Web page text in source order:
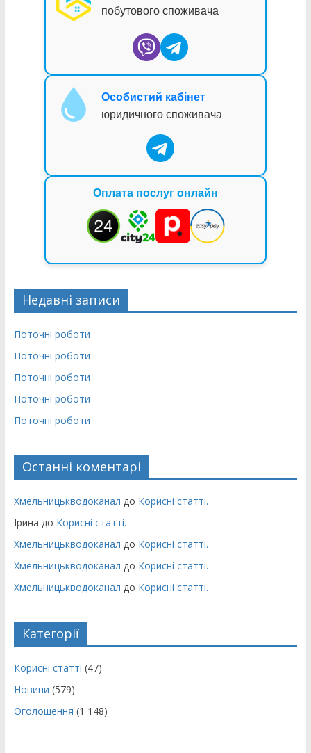
побутового споживача
Особистий кабінет
юридичного споживача
Оплата послуг онлайн
Недавні записи
Поточні роботи
Поточні роботи
Поточні роботи
Поточні роботи
Поточні роботи
Останні коментарі
Хмельницькводоканал до Корисні статті.
Ірина до Корисні статті.
Хмельницькводоканал до Корисні статті.
Хмельницькводоканал до Корисні статті.
Хмельницькводоканал до Корисні статті.
Категорії
Корисні статті (47)
Новини (579)
Оголошення (1 148)